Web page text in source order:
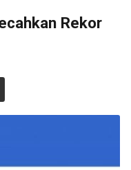
Rekor